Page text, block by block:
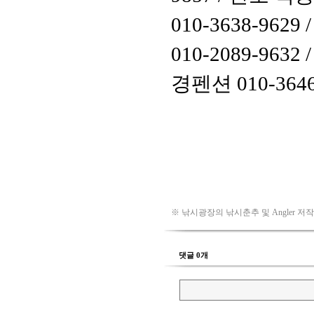
※ 낚시광장의 낚시춘추 및 Angler 저
댓글 0개